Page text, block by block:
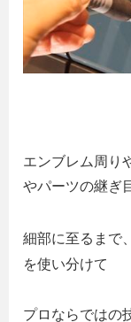
エンブレム周り
やパーツの継ぎ
細部に至るまで
を使い分けて
プロならではの